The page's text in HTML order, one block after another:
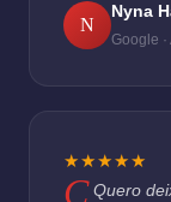
N
Nyna
Google
★★★★★
Quero